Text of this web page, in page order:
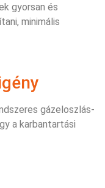
gyorsan és
minimális
gázeloszlás-
a karbantartási